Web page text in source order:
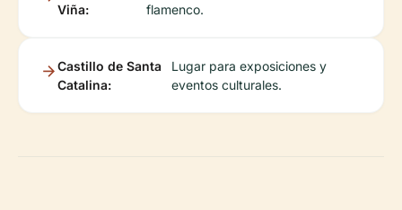
Viña:
flamenco.
Castillo de Santa
Catalina:
Lugar para exposiciones y
eventos culturales.